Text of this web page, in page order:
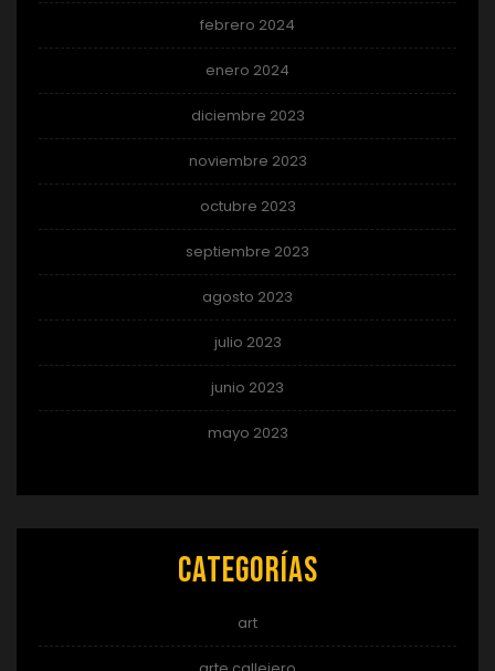
febrero 2024
enero 2024
diciembre 2023
noviembre 2023
octubre 2023
septiembre 2023
agosto 2023
julio 2023
junio 2023
mayo 2023
Categorías
art